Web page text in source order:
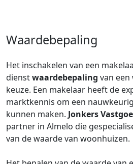
Waardebepaling
Het inschakelen van een
dienstwaardebepaling van
keuze. Een makelaar heeft de
marktkennis om een
kunnen maken. Jonkers
partner in Almelo die
van de waarde van woonhuizen.